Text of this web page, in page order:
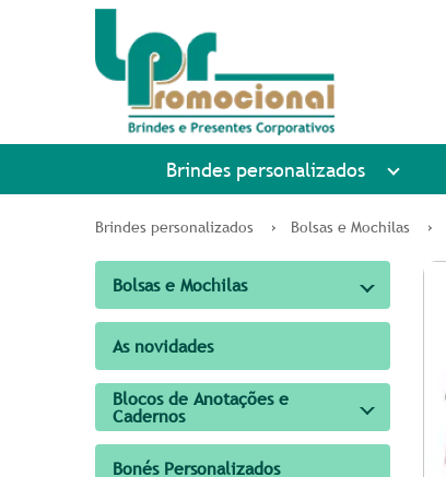
Brindes personalizados
Brindes personalizados Bolsas e Mochilas
Bolsas e Mochilas
As novidades
Blocos de Anotações e
Cadernos
Bonés Personalizados